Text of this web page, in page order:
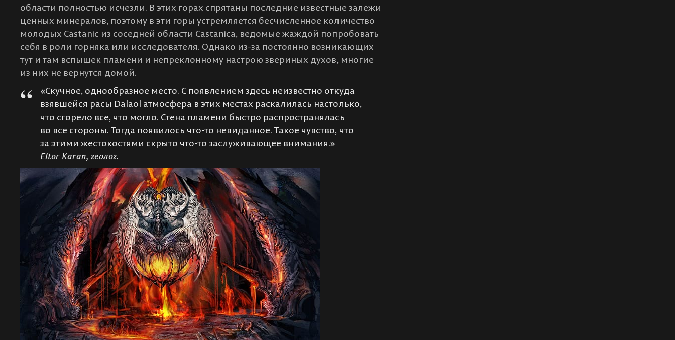
области полностью исчезли. В этих горах спрятаны последние известные залежи
ценных минералов, поэтому в эти горы устремляется бесчисленное количество
молодых Castanic из соседней области Castanica, ведомые жаждой попробовать
себя в роли горняка или исследователя. Однако из-за постоянно возникающих
тут и там вспышек пламени и непреклонному настрою звериных духов, многие
из них не вернутся домой.
«Скучное, однообразное место. С появлением здесь неизвестно откуда
взявшейся расы Dalaol атмосфера в этих местах раскалилась настолько,
что сгорело все, что могло. Стена пламени быстро распространялась
во все стороны. Тогда появилось что-то невиданное. Такое чувство, что
за этими жестокостями скрыто что-то заслуживающее внимания.»
Eltor Karan, геолог.